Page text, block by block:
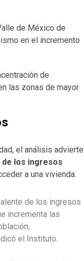
de México de
en el incremento
de
las zonas de mayor
el análisis advierte
de los ingresos
a una vivienda.
de los ingresos
incrementa las
el Instituto.